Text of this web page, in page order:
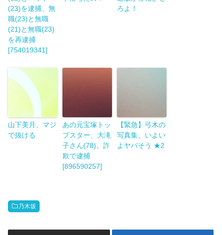
(23)を逮捕、無
職(23)と無職
(21)と無職(23)
を再逮捕
[754019341]
ろよ！
山下美月、マジ
で抜ける
あの元宝塚トッ
プスター、大滝
子さん(78)。詐
欺で逮捕
[896590257]
【緊急】弓木の
写真集、いよい
よヤバそう ★2
乃木坂